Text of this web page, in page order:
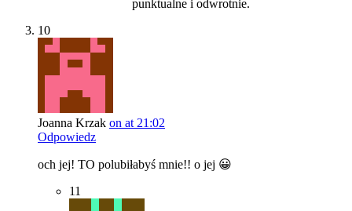
punktualne i odwrotnie.
10
Joanna Krzak on at 21:02
Odpowiedz
och jej! TO polubiłabyś mnie!! o jej 😀
11